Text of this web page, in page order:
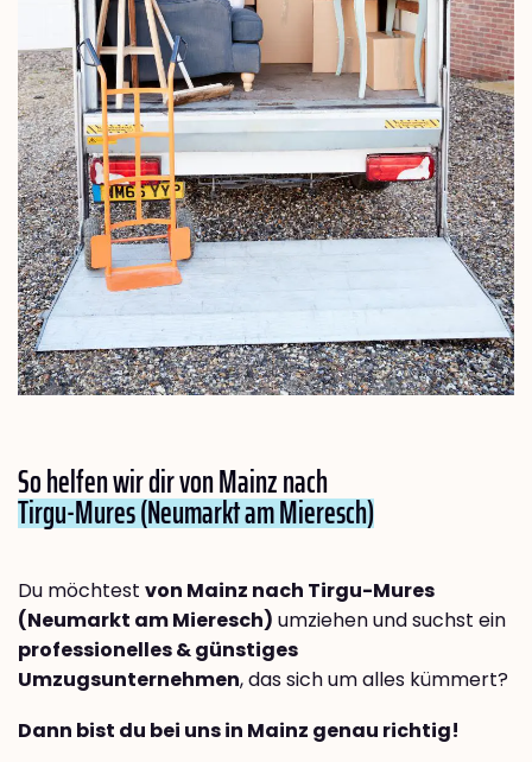
So helfen wir dir von Mainz nach
Tirgu-Mures (Neumarkt am Mieresch)
Du möchtest von Mainz nach Tirgu-Mures
(Neumarkt am Mieresch) umziehen und suchst ein
professionelles & günstiges
Umzugsunternehmen, das sich um alles kümmert?
Dann bist du bei uns in Mainz genau richtig!